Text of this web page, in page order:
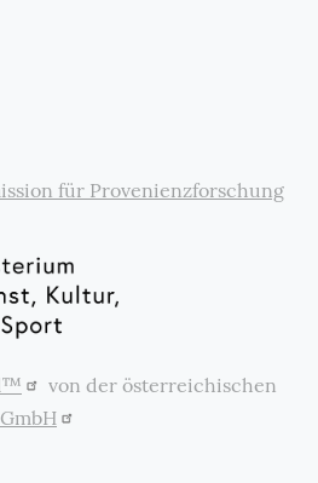
für Provenienzforschung
von der österreichischen